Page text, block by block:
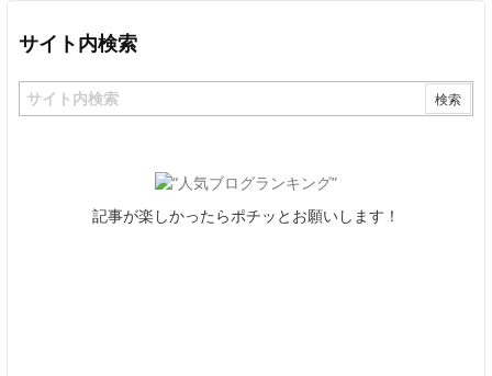
サイト内検索
記事が楽しかったらポチッとお願いします！